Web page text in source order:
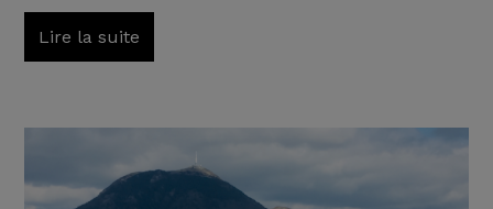
Lire la suite